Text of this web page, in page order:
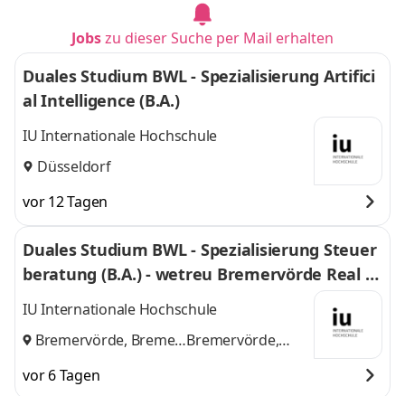
Jobszu dieser Suche per Mail erhalten
Duales Studium BWL - Spezialisierung Artifici
al Intelligence (B.A.)
IU Internationale Hochschule
Düsseldorf
vor 12 Tagen
Duales Studium BWL - Spezialisierung Steuer
beratung (B.A.) - wetreu Bremervörde Real Tr
euhand KG Steuerberatungsgesellschaft
IU Internationale Hochschule
Bremervörde, BremenBremervörde,
vor 6 Tagen